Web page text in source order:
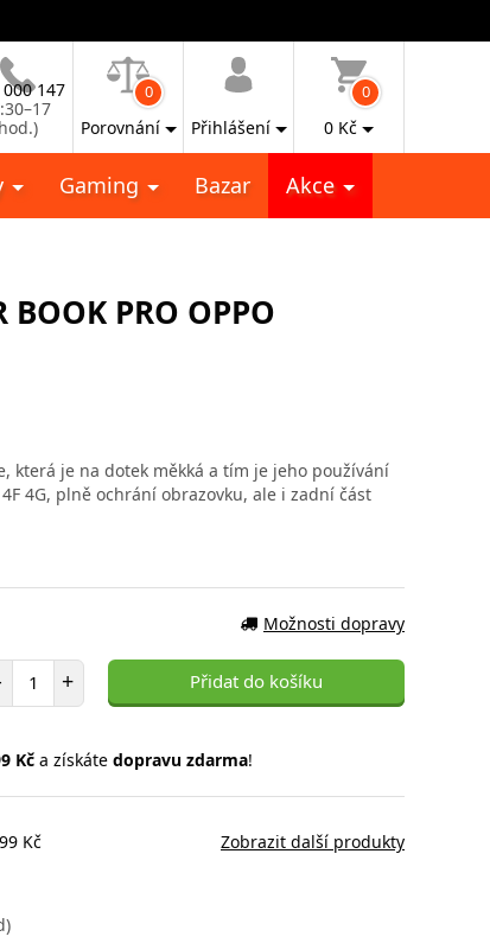
147
hod.)
0
Porovnání Přihlášení
0
0 Kč
Gaming Bazar Akce
BOOK PRO OPPO
která je na dotek měkká a tím je jeho používání
4G, plně ochrání obrazovku, ale i zadní část
Možnosti dopravy
Počet položek
+ Přidat do košíku
Kča získáte dopravu zdarma!
Kč Zobrazit další produkty